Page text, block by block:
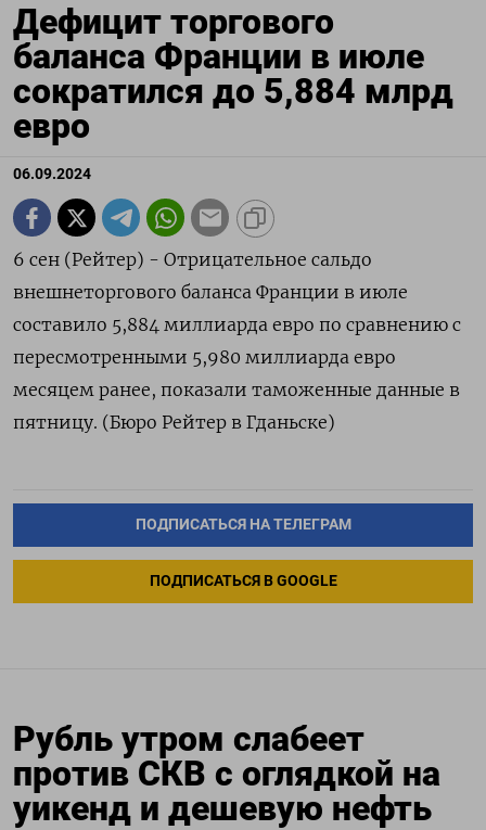
Дефицит торгового
баланса Франции в июле
сократился до 5,884 млрд
евро
06.09.2024
6 сен (Рейтер) - Отрицательное сальдо
внешнеторгового баланса Франции в июле
составило 5,884 миллиарда евро по сравнению с
пересмотренными 5,980 миллиарда евро
месяцем ранее, показали таможенные данные в
пятницу. (Бюро Рейтер в Гданьске)
ПОДПИСАТЬСЯ НА ТЕЛЕГРАМ
ПОДПИСАТЬСЯ В GOOGLE
Рубль утром слабеет
против СКВ с оглядкой на
уикенд и дешевую нефть